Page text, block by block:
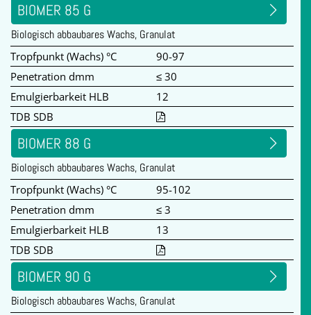
BIOMER 85 G
Biologisch abbaubares Wachs, Granulat
Tropfpunkt (Wachs) °C
90-97
Penetration dmm
≤ 30
Emulgierbarkeit HLB
12
TDB SDB
BIOMER 88 G
Biologisch abbaubares Wachs, Granulat
Tropfpunkt (Wachs) °C
95-102
Penetration dmm
≤ 3
Emulgierbarkeit HLB
13
TDB SDB
BIOMER 90 G
Biologisch abbaubares Wachs, Granulat